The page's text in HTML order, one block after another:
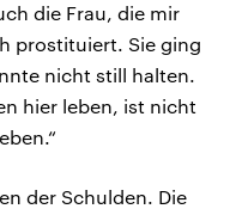
die Frau, die mir
prostituiert. Sie ging
nicht still halten.
hier leben, ist nicht
der Schulden. Die